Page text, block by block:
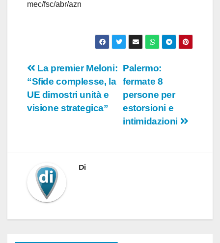
mec/fsc/abr/azn
Navigazione
articoli
Palermo:
fermate 8
persone per
estorsioni e
intimidazioni
La premier Meloni:
“Sfide complesse, la
UE dimostri unità e
visione strategica”
Di